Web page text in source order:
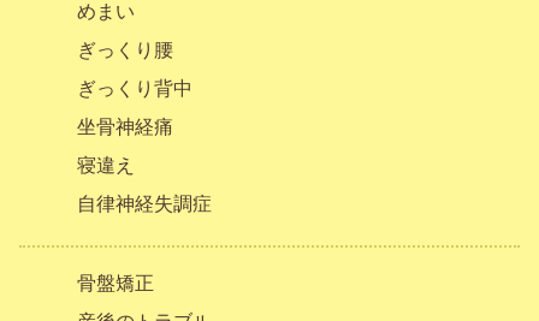
めまい
ぎっくり腰
ぎっくり背中
坐骨神経痛
寝違え
自律神経失調症
骨盤矯正